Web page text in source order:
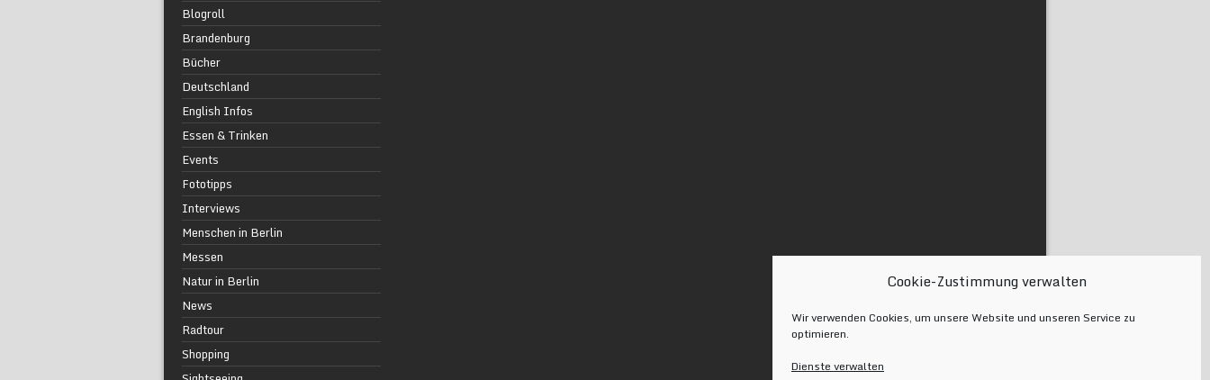
Cookie-Zustimmung verwalten
Wir verwenden Cookies, um unsere Website und unseren Service zu
optimieren.
Dienste verwalten
Blogroll
Brandenburg
Bücher
Deutschland
English Infos
Essen & Trinken
Events
Fototipps
Interviews
Menschen in Berlin
Messen
Natur in Berlin
News
Radtour
Shopping